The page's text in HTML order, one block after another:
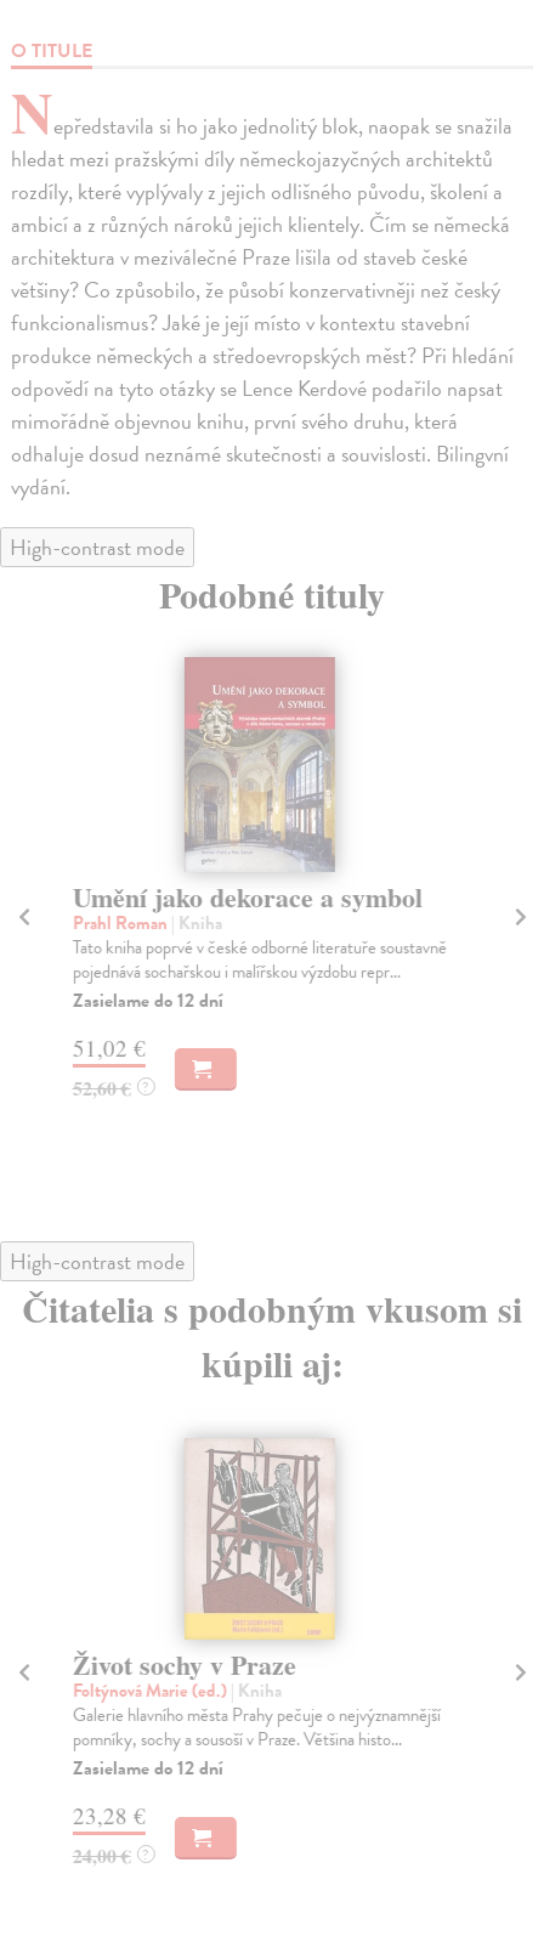
O TITULE
Nepředstavila si ho jako jednolitý blok, naopak se snažila
hledat mezi pražskými díly německojazyčných architektů
rozdíly, které vyplývaly z jejich odlišného původu, školení a
ambicí a z různých nároků jejich klientely. Čím se německá
architektura v meziválečné Praze lišila od staveb české
většiny? Co způsobilo, že působí konzervativněji než český
funkcionalismus? Jaké je její místo v kontextu stavební
produkce německých a středoevropských měst? Při hledání
odpovědí na tyto otázky se Lence Kerdové podařilo napsat
mimořádně objevnou knihu, první svého druhu, která
odhaluje dosud neznámé skutečnosti a souvislosti. Bilingvní
vydání.
High-contrast mode
Podobné tituly
Umění jako dekorace a symbol
Prahl Roman | Kniha
Tato kniha poprvé v české odborné literatuře soustavně
pojednává sochařskou i malířskou výzdobu repr...
Zasielame do 12 dní
51,02 €
52,60 € ?
High-contrast mode
Čitatelia s podobným vkusom si
kúpili aj:
Život sochy v Praze
Foltýnová Marie (ed.)| Kniha
Galerie hlavního města Prahy pečuje o nejvýznamnější
pomníky, sochy a sousoší v Praze. Většina histo...
Zasielame do 12 dní
23,28 €
24,00 € ?